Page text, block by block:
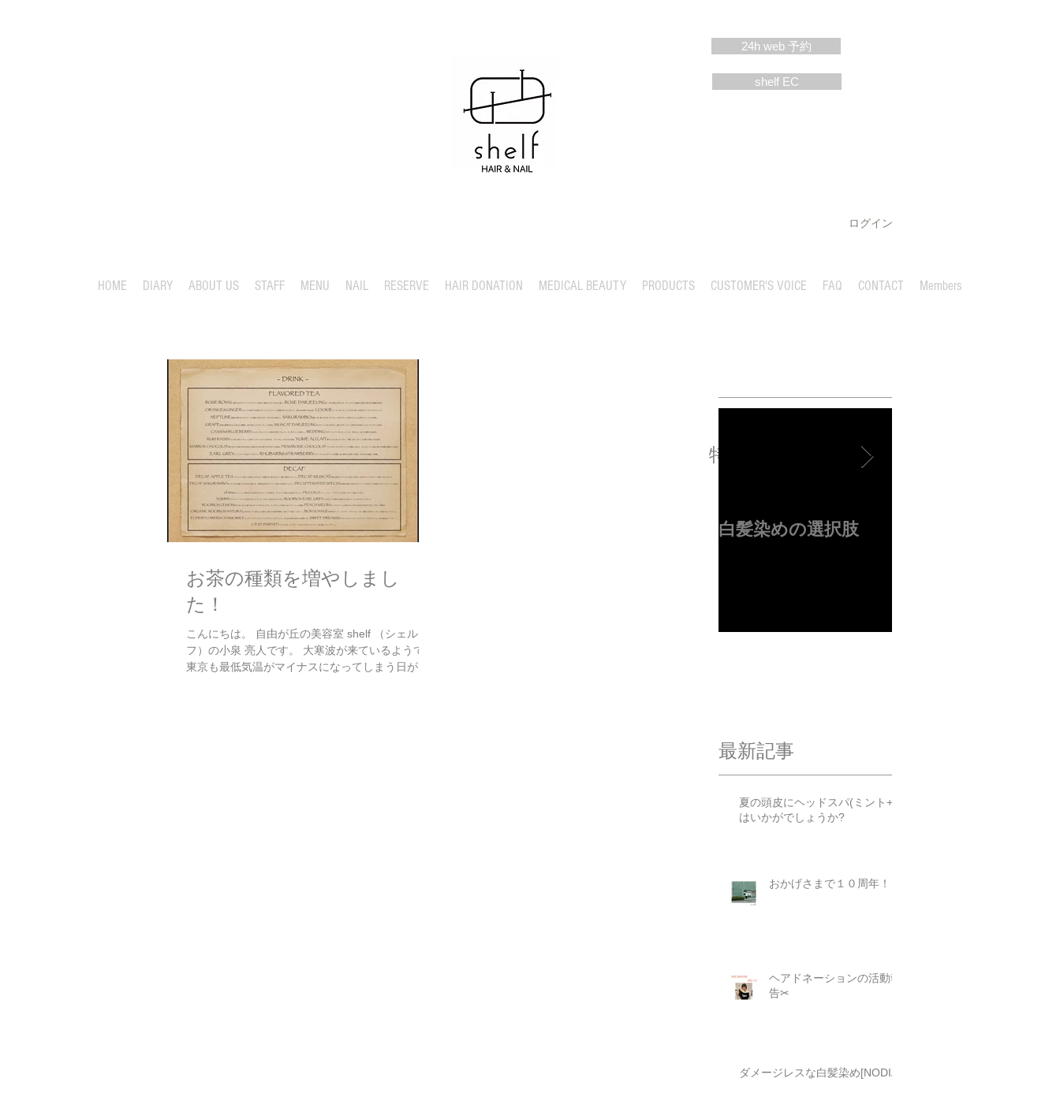
24h web 予約
shelf EC
ログイン
HOME DIARY ABOUT US STAFF MENU NAIL RESERVE HAIR DONATION MEDICAL BEAUTY PRODUCTS CUSTOMER'S VOICE FAQ CONTACT Members
お茶の種類を増やしまし
た！
こんにちは。 自由が丘の美容室 shelf （シェル
フ）の小泉 亮人です。 大寒波が来ているようで、
東京も最低気温がマイナスになってしまう日があ
特集記事
白髪染めの選択肢
最新記事
夏の頭皮にヘッドスパ(ミント+)
はいかがでしょうか?
おかげさまで１０周年！
ヘアドネーションの活動報
告✂︎
ダメージレスな白髪染め[NODIA]